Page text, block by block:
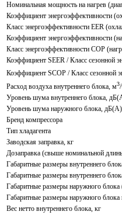
Номинальная мощность на нагрев
Коэффициент энергоэффективности
Класс энергоэффективности EER
Коэффициент энергоэффективности
Класс энергоэффективности COP
Коэффициент SEER / Класс сезонной
Коэффициент SCOP / Класс сезонной
Расход воздуха внутреннего блока, м3
Уровень шума внутреннего блока,
Уровень шума наружного блока, дБ(A)
Бренд компрессора
Тип хладагента
Заводская заправка, кг
Дозаправка (свыше номинальной
Габаритные размеры внутреннего
Габаритные размеры внутреннего
Габаритные размеры наружного
Габаритные размеры наружного
Вес нетто внутреннего блока, кг